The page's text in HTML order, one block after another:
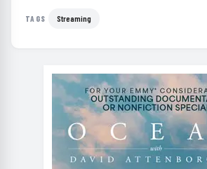
TAGS Streaming